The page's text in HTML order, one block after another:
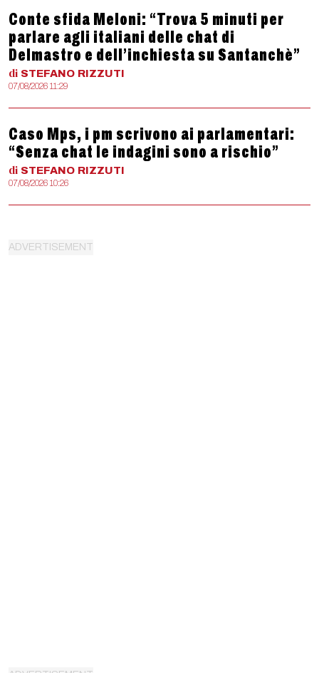
Conte sfida Meloni: “Trova 5 minuti per
parlare agli italiani delle chat di
Delmastro e dell’inchiesta su Santanchè”
di STEFANO RIZZUTI
07/08/2026 11:29
Caso Mps, i pm scrivono ai parlamentari:
“Senza chat le indagini sono a rischio”
di STEFANO RIZZUTI
07/08/2026 10:26